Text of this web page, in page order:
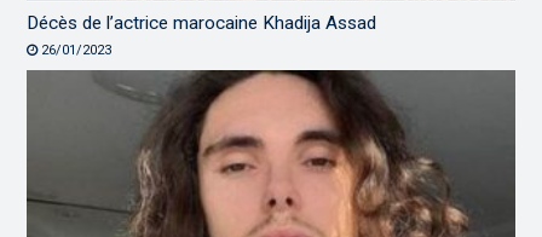
Décès de l’actrice marocaine Khadija Assad
26/01/2023